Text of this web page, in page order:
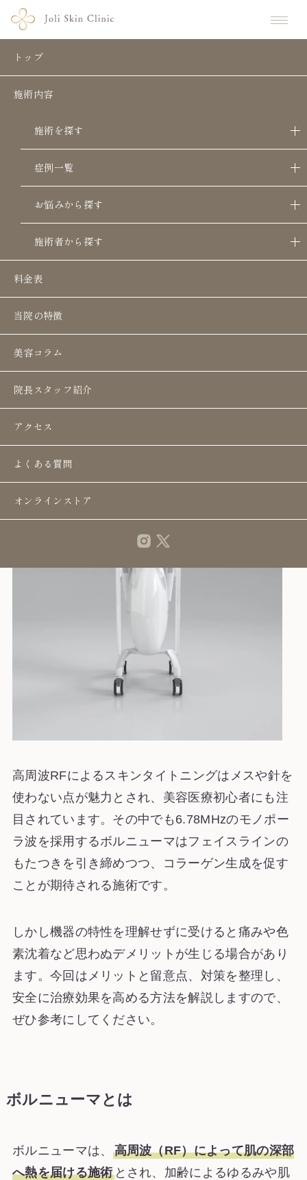
トップ
施術内容
施術を探す
症例一覧
お悩みから探す
施術者から探す
料金表
当院の特徴
美容コラム
院長スタッフ紹介
アクセス
よくある質問
オンラインストア
ボルニューマのデメリット徹底解説｜
高周波RFによるスキンタイトニングはメスや針を
使わない点が魅力とされ、美容医療初心者にも注
目されています。その中でも6.78MHzのモノポー
ラ波を採用するボルニューマはフェイスラインの
もたつきを引き締めつつ、コラーゲン生成を促す
ことが期待される施術です。
しかし機器の特性を理解せずに受けると痛みや色
素沈着など思わぬデメリットが生じる場合があり
ます。今回はメリットと留意点、対策を整理し、
安全に治療効果を高める方法を解説しますので、
ぜひ参考にしてください。
ボルニューマとは
ボルニューマは、 高周波（RF）によって肌の深部
へ熱を届ける施術とされ、加齢によるゆるみや肌